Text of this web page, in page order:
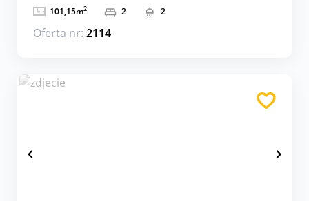
101,15m2 2 2
Oferta nr: 2114